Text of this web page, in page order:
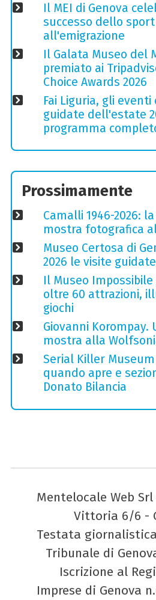
Il MEI di Genova
successo dello
all'emigrazione
Il Galata Museo del
premiato ai
Choice Awards 2026
Fai Liguria, gli eventi
guidate dell'estate
programma
Prossimamente
Camalli 1946-2026:
mostra fotografica
Museo Certosa di
2026 le visite
Il Museo Impossibile
oltre 60 attrazioni,
giochi
Giovanni Korompay.
mostra alla
Serial Killer Museum
quando apre e
Donato Bilancia
Mentelocale Web
Vittoria 6/6 -
Testata
Tribunale di
Iscrizione al
Imprese di Genova